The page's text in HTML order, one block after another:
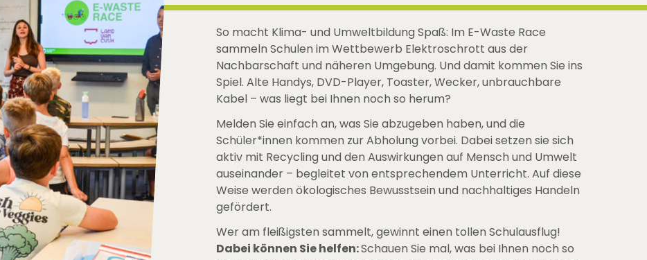
So macht Klima- und Umweltbildung Spaß: Im E-Waste Race
sammeln Schulen im Wettbewerb Elektroschrott aus der
Nachbarschaft und näheren Umgebung. Und damit kommen Sie ins
Spiel. Alte Handys, DVD-Player, Toaster, Wecker, unbrauchbare
Kabel – was liegt bei Ihnen noch so herum?
Melden Sie einfach an, was Sie abzugeben haben, und die
Schüler*innen kommen zur Abholung vorbei. Dabei setzen sie sich
aktiv mit Recycling und den Auswirkungen auf Mensch und Umwelt
auseinander – begleitet von entsprechendem Unterricht. Auf diese
Weise werden ökologisches Bewusstsein und nachhaltiges Handeln
gefördert.
Wer am fleißigsten sammelt, gewinnt einen tollen Schulausflug!
Dabei können Sie helfen:Schauen Sie mal, was bei Ihnen noch so